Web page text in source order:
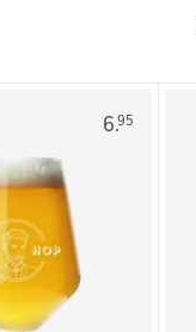
6.95